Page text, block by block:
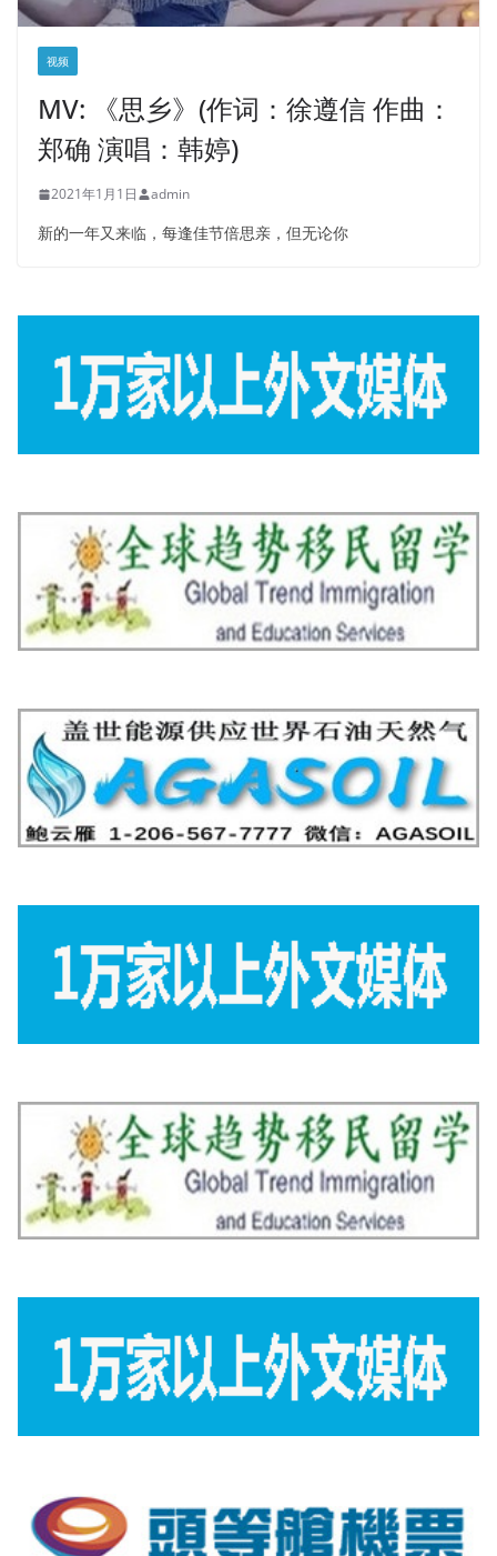
视频
MV: 《思乡》(作词：徐遵信 作曲：
郑确 演唱：韩婷)
2021年1月1日 admin
新的一年又来临，每逢佳节倍思亲，但无论你